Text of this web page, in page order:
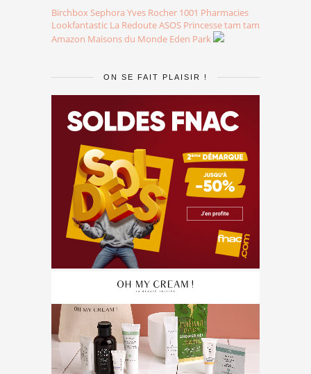
Birchbox Sephora Yves Rocher 1001 Pharmacies
Lookfantastic La RedouteASOS Princesse tam tam
Amazon Maisons du Monde Eden Park
ON SE FAIT PLAISIR !